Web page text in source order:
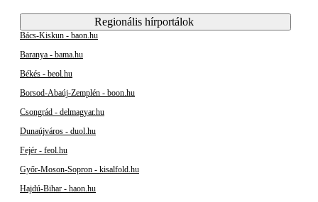
Regionális hírportálok
Bács-Kiskun - baon.hu
Baranya - bama.hu
Békés - beol.hu
Borsod-Abaúj-Zemplén - boon.hu
Csongrád - delmagyar.hu
Dunaújváros - duol.hu
Fejér - feol.hu
Győr-Moson-Sopron - kisalfold.hu
Hajdú-Bihar - haon.hu